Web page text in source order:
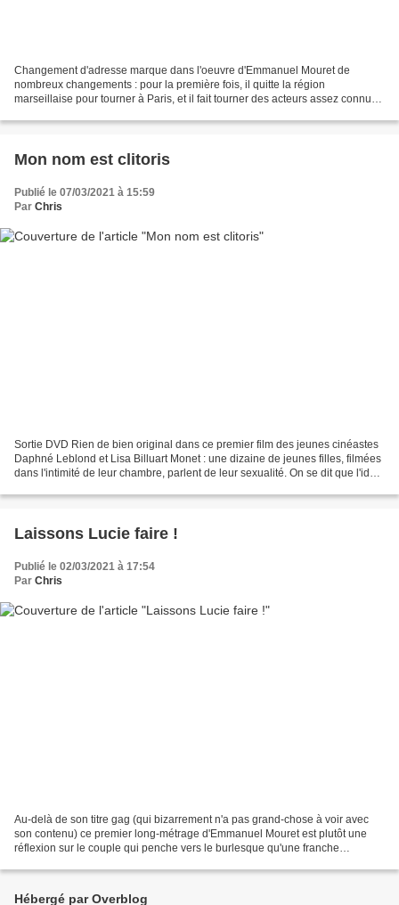
Changement d'adresse marque dans l'oeuvre d'Emmanuel Mouret de
nombreux changements : pour la première fois, il quitte la région
marseillaise pour tourner à Paris, et il fait tourner des acteurs assez connus
Mon nom est clitoris
Publié le 07/03/2021 à 15:59
Par Chris
Sortie DVD Rien de bien original dans ce premier film des jeunes cinéastes
Daphné Leblond et Lisa Billuart Monet : une dizaine de jeunes filles, filmées
dans l'intimité de leur chambre, parlent de leur sexualité. On se dit que l'idée
Laissons Lucie faire !
Publié le 02/03/2021 à 17:54
Par Chris
Au-delà de son titre gag (qui bizarrement n'a pas grand-chose à voir avec
son contenu) ce premier long-métrage d'Emmanuel Mouret est plutôt une
réflexion sur le couple qui penche vers le burlesque qu'une franche
Hébergé par Overblog